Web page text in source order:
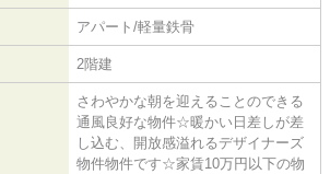
アパート/軽量鉄骨
2階建
さわやかな朝を迎えることのできる
通風良好な物件☆暖かい日差しが差
し込む、開放感溢れるデザイナーズ
物件物件です☆家賃10万円以下の物